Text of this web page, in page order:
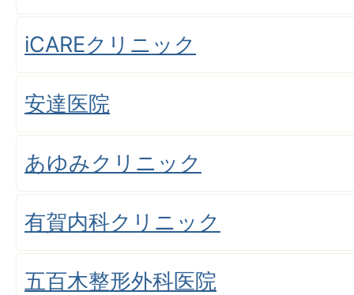
iCAREクリニック
安達医院
あゆみクリニック
有賀内科クリニック
五百木整形外科医院